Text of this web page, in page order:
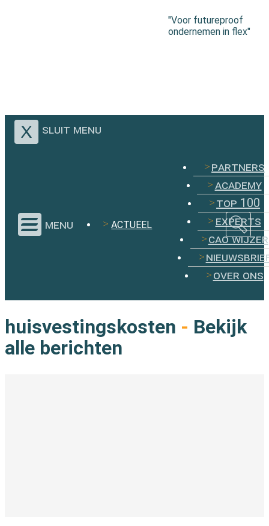
"Voor futureproof
ondernemen in flex"
sluit menu
menu ACTUEEL
partners
academy
top 100
experts
cao wijzer
over ons
huisvestingskosten - Bekijk
alle berichten